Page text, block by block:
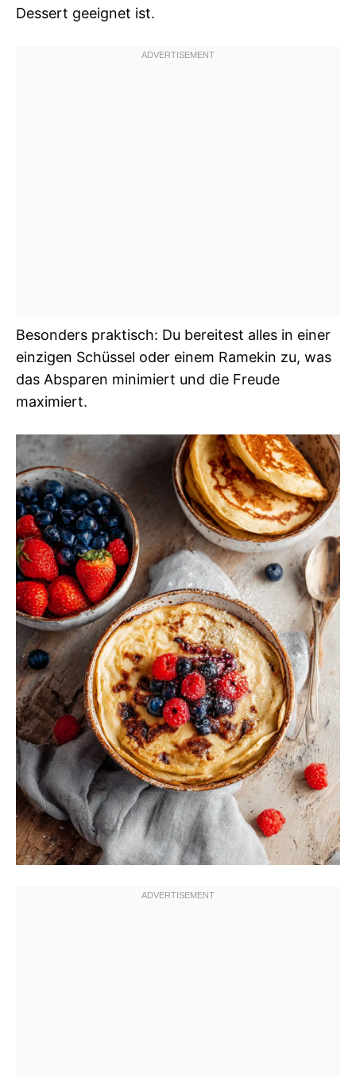
Dessert geeignet ist.
Besonders praktisch: Du bereitest alles in einer
einzigen Schüssel oder einem Ramekin zu, was
das Absparen minimiert und die Freude
maximiert.